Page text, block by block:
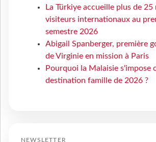
La Türkiye accueille plus de
visiteurs internationaux au
semestre 2026
Abigail Spanberger, première
de Virginie en mission à Paris
Pourquoi la Malaisie s'impose
destination famille de 2026 ?
NEWSLETTER